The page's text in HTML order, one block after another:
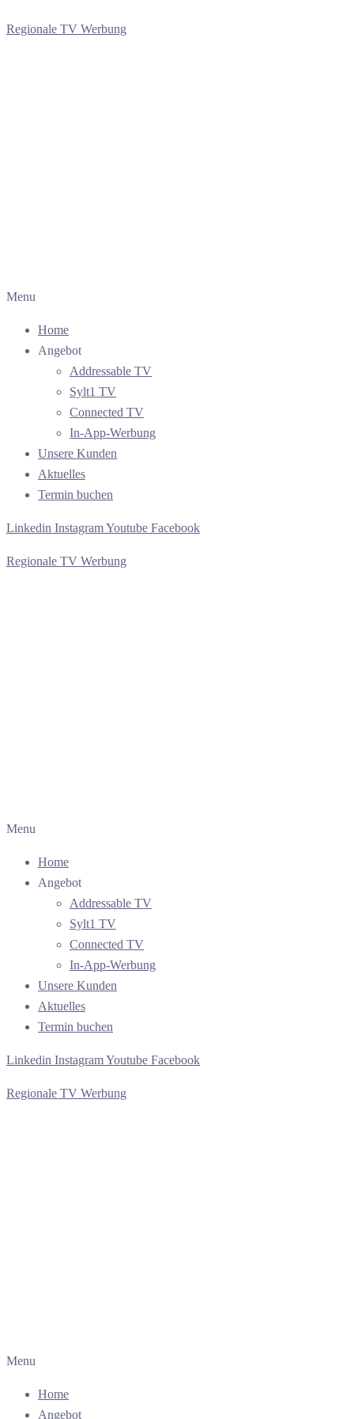
Regionale TV Werbung
Menu
Home
Angebot
Addressable TV
Sylt1 TV
Connected TV
In-App-Werbung
Unsere Kunden
Aktuelles
Termin buchen
Linkedin InstagramYoutube Facebook
Regionale TV Werbung
Menu
Home
Angebot
Addressable TV
Sylt1 TV
Connected TV
In-App-Werbung
Unsere Kunden
Aktuelles
Termin buchen
Linkedin InstagramYoutube Facebook
Regionale TV Werbung
Menu
Home
Angebot